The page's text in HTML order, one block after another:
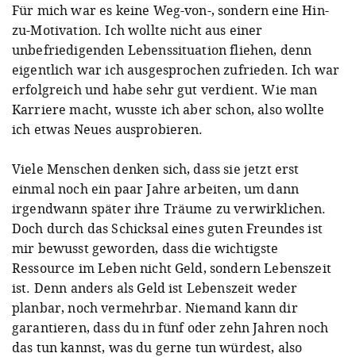
Für mich war es keine Weg-von-, sondern eine Hin-
zu-Motivation. Ich wollte nicht aus einer
unbefriedigenden Lebenssituation fliehen, denn
eigentlich war ich ausgesprochen zufrieden. Ich war
erfolgreich und habe sehr gut verdient. Wie man
Karriere macht, wusste ich aber schon, also wollte
ich etwas Neues ausprobieren.
Viele Menschen denken sich, dass sie jetzt erst
einmal noch ein paar Jahre arbeiten, um dann
irgendwann später ihre Träume zu verwirklichen.
Doch durch das Schicksal eines guten Freundes ist
mir bewusst geworden, dass die wichtigste
Ressource im Leben nicht Geld, sondern Lebenszeit
ist. Denn anders als Geld ist Lebenszeit weder
planbar, noch vermehrbar. Niemand kann dir
garantieren, dass du in fünf oder zehn Jahren noch
das tun kannst, was du gerne tun würdest, also